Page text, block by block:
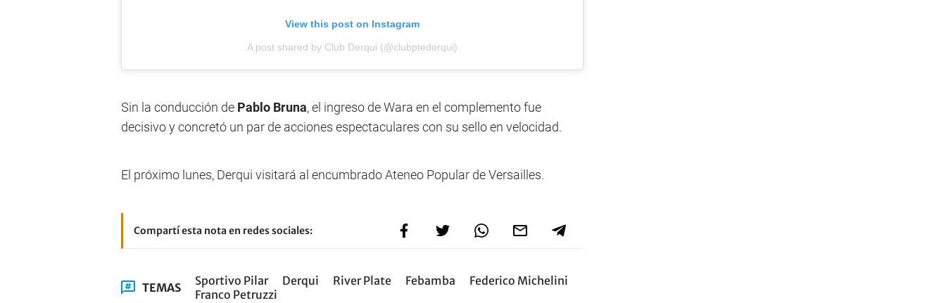
View this post on Instagram
A post shared by Club Derqui (@clubptederqui)
Sin la conducción de Pablo Bruna, el ingreso de Wara en el complemento fue
decisivo y concretó un par de acciones espectaculares con su sello en velocidad.
El próximo lunes, Derqui visitará al encumbrado Ateneo Popular de Versailles.
Compartí esta nota en redes sociales:
TEMAS Sportivo Pilar Derqui River Plate Febamba
Federico Michelini
Franco Petruzzi